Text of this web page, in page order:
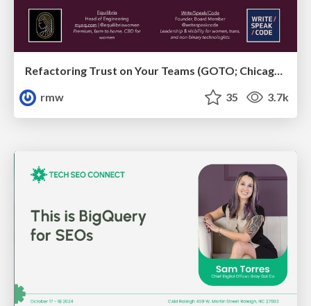
rmw
35 3.7k